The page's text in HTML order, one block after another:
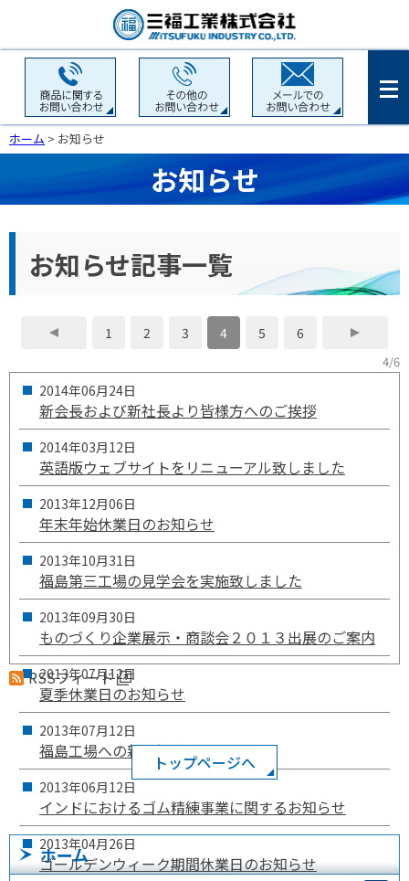
ホーム > お知らせ
お知らせ
お知らせ記事一覧
1 2 3 4 5 6
4/6
2014年06月24日
新会長および新社長より皆様方へのご挨拶
2014年03月12日
英語版ウェブサイトをリニューアル致しました
2013年12月06日
年末年始休業日のお知らせ
2013年10月31日
福島第三工場の見学会を実施致しました
2013年09月30日
ものづくり企業展示・商談会２０１３出展のご案内
2013年07月12日
夏季休業日のお知らせ
2013年07月12日
福島工場への新工場建設について
2013年06月12日
インドにおけるゴム精練事業に関するお知らせ
2013年04月26日
ゴールデンウィーク期間休業日のお知らせ
RSSフィード
トップページへ
ホーム